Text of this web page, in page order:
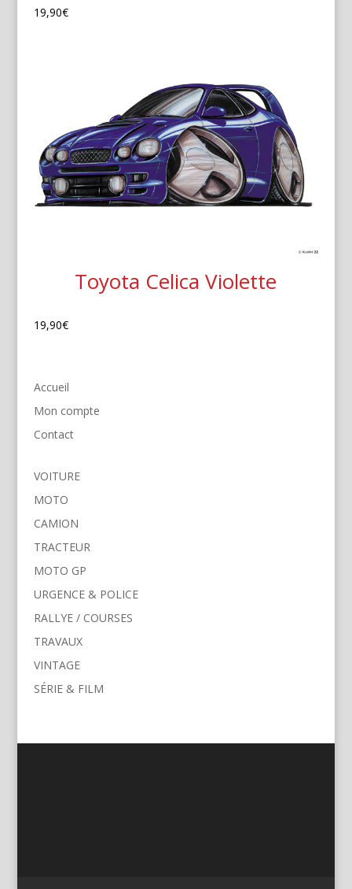
19,90€
Toyota Celica Violette
19,90€
Accueil
Mon compte
Contact
VOITURE
MOTO
CAMION
TRACTEUR
MOTO GP
URGENCE & POLICE
RALLYE / COURSES
TRAVAUX
VINTAGE
SÉRIE & FILM